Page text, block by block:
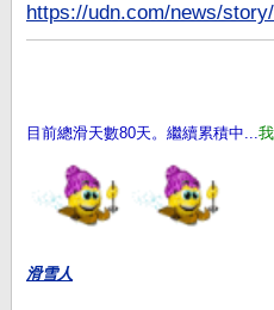
https://udn.com/news/
目前總滑天數80天。繼續累積中...
滑雪人